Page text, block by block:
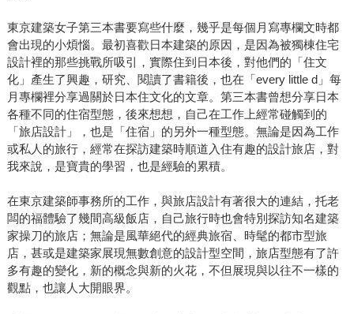
東京建築女子第三本書要寫些什麼，幾乎是每個月寫專欄文時都
會出現的小煩惱。最初喜歡日本建築的原因，是因為被獨棟住宅
設計裡的那些挑戰所吸引，實際住到日本後，對他們的「住文
化」產生了興趣，研究、閱讀了書籍後，也在「every little d」每
月專欄裡分享過關於日本住文化的文章。第三本書曾想分享日本
各種不同的住宿型態，後來想想，自己在工作上經常碰觸到的
「旅店設計」，也是「住宿」的另外一種型態。無論是因為工作
或私人的旅行，經常在探訪建築時順道入住有趣的設計旅店，對
我來說，是寶貴的學習，也是經驗的累積。
在東京建築師事務所的工作，與旅店設計有著很大的連結，托老
闆的福體驗了幾間高級飯店，自己旅行時也會特別探訪知名建築
家操刀的旅店；無論是風華絕代的經典旅宿、時髦的都市型旅
店，甚或是建築家展現無數創意的設計型空間，旅店型態有了許
多有趣的變化，新的概念與新的火花，不但展現與以往不一樣的
觀點，也讓人大開眼界。